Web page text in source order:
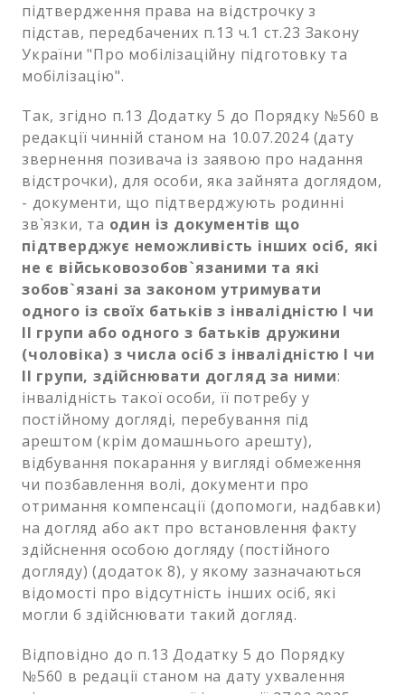
підтвердження права на відстрочку з
підстав, передбачених п.13 ч.1 ст.23 Закону
України "Про мобілізаційну підготовку та
мобілізацію".
Так, згідно п.13 Додатку 5 до Порядку №560 в
редакції чинній станом на 10.07.2024 (дату
звернення позивача із заявою про надання
відстрочки), для особи, яка зайнята доглядом,
- документи, що підтверджують родинні
зв`язки, та один із документів що
підтверджує неможливість інших осіб, які
не є військовозобов`язаними та які
зобов`язані за законом утримувати
одного із своїх батьків з інвалідністю I чи
II групи або одного з батьків дружини
(чоловіка) з числа осіб з інвалідністю I чи
II групи, здійснювати догляд за ними:
інвалідність такої особи, її потребу у
постійному догляді, перебування під
арештом (крім домашнього арешту),
відбування покарання у вигляді обмеження
чи позбавлення волі, документи про
отримання компенсації (допомоги, надбавки)
на догляд або акт про встановлення факту
здійснення особою догляду (постійного
догляду) (додаток 8), у якому зазначаються
відомості про відсутність інших осіб, які
могли б здійснювати такий догляд.
Відповідно до п.13 Додатку 5 до Порядку
№560 в редації станом на дату ухвалення